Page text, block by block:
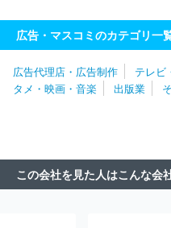
株式会社
テレビ愛知株式会社
式会社
札幌テレビ放送株式会
式会社東日本放送
株式会社静
株式会社宮城テレビ放送
株
静岡放送株式会社
株式会社
広告・マスコミのカテゴリ一
広告代理店・広告制作 テレビ
タメ・映画・音楽
出版業
この会社を見た人はこんな会